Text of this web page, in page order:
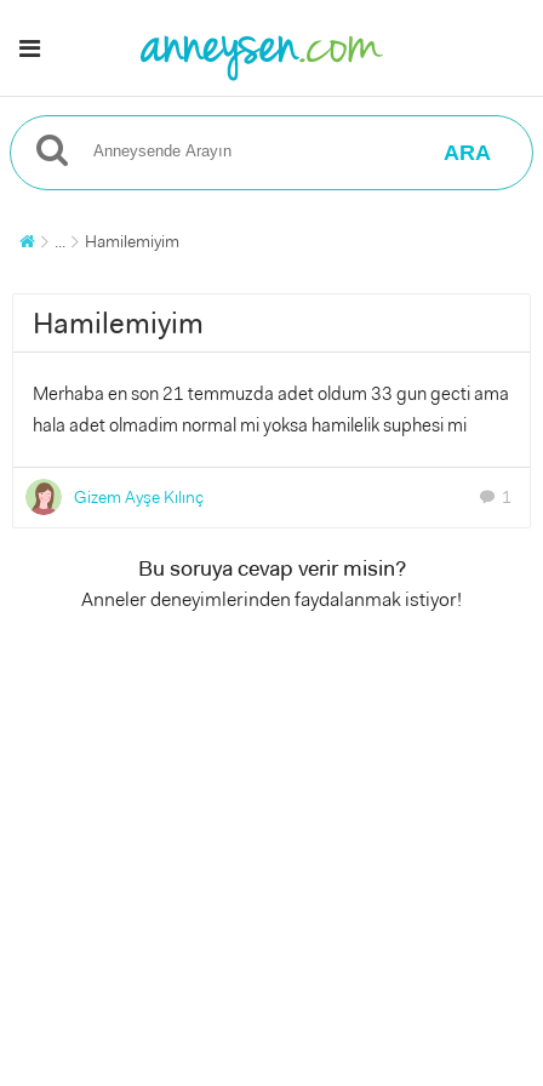
ARA
... Hamilemiyim
Hamilemiyim
Merhaba en son 21 temmuzda adet oldum 33 gun gecti ama
hala adet olmadim normal mi yoksa hamilelik suphesi mi
Gizem Ayşe Kılınç chat 1
Bu soruya cevap verir misin?
Anneler deneyimlerinden faydalanmak istiyor!